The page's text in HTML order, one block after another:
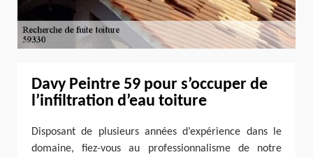
Davy Peintre 59 pour s’occuper de
l’infiltration d’eau toiture
Disposant de plusieurs années d’expérience dans le
domaine, fiez-vous au professionnalisme de notre